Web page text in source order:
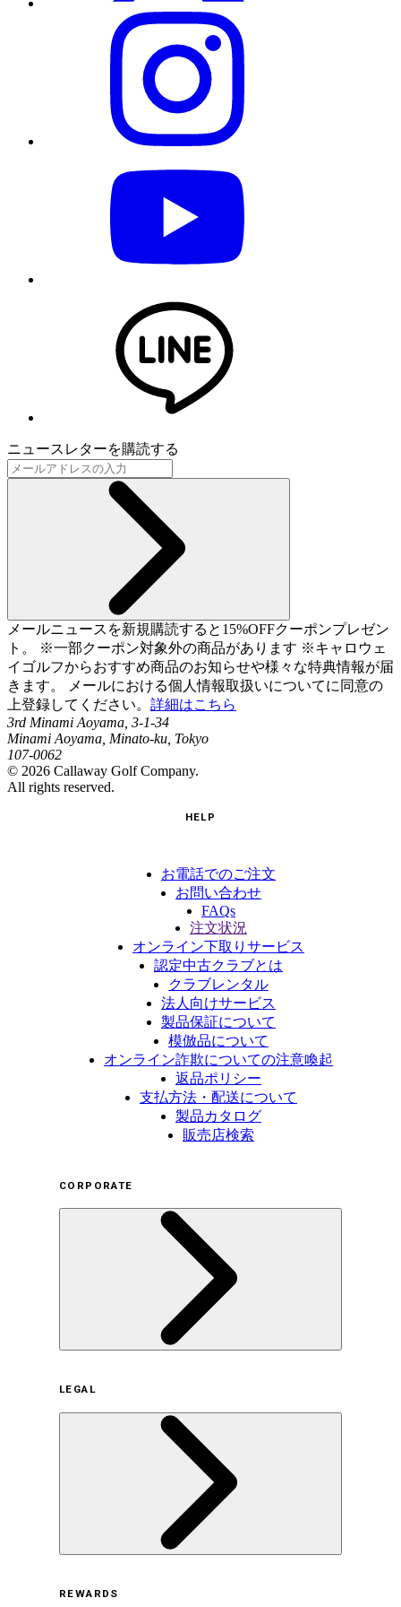
ニュースレターを購読する
メールニュースを新規購読すると15%OFFクーポンプレゼン
ト。 ※一部クーポン対象外の商品があります ※キャロウェ
イゴルフからおすすめ商品のお知らせや様々な特典情報が届
きます。 メールにおける個人情報取扱いについてに同意の
上登録してください。 詳細はこちら
3rd Minami Aoyama, 3-1-34
Minami Aoyama, Minato-ku, Tokyo
107-0062
© 2026 Callaway Golf Company.
All rights reserved.
HELP
お電話でのご注文
お問い合わせ
FAQs
注文状況
オンライン下取りサービス
認定中古クラブとは
クラブレンタル
法人向けサービス
製品保証について
模倣品について
オンライン詐欺についての注意喚起
返品ポリシー
支払方法・配送について
製品カタログ
販売店検索
CORPORATE
サステナビリティの取り組み（日本）
サステナビリティの取り組み（米国/英語）
ヒストリー
採用情報
LEGAL
REWARDS